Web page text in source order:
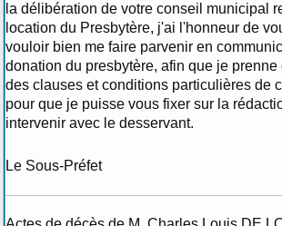
la délibération de votre conseil municipal
location du Presbytère, j'ai l'honneur de
vouloir bien me faire parvenir en
donation du presbytère, afin que je
des clauses et conditions particulières de
pour que je puisse vous fixer sur la
intervenir avec le desservant.
Le Sous-Préfet